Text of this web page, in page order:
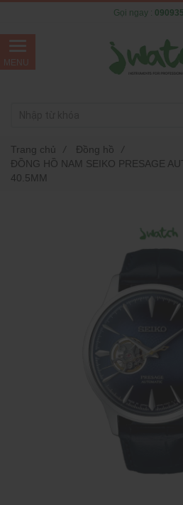
Trang chủ / Đồng hồ
/
ĐỒNG HỒ NAM SEIKO PRESAGE
40.5MM
Gọi ngay :